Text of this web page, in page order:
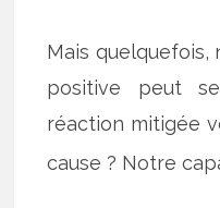
Mais
positive peut
réaction mitigée
cause ? Notre